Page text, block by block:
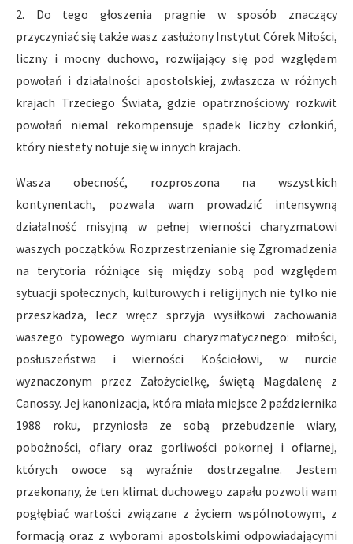
2. Do tego głoszenia pragnie w sposób znaczący
przyczyniać się także wasz zasłużony Instytut Córek Miłości,
liczny i mocny duchowo, rozwijający się pod względem
powołań i działalności apostolskiej, zwłaszcza w różnych
krajach Trzeciego Świata, gdzie opatrznościowy rozkwit
powołań niemal rekompensuje spadek liczby członkiń,
który niestety notuje się w innych krajach.
Wasza obecność, rozproszona na wszystkich
kontynentach, pozwala wam prowadzić intensywną
działalność misyjną w pełnej wierności charyzmatowi
waszych początków. Rozprzestrzenianie się Zgromadzenia
na terytoria różniące się między sobą pod względem
sytuacji społecznych, kulturowych i religijnych nie tylko nie
przeszkadza, lecz wręcz sprzyja wysiłkowi zachowania
waszego typowego wymiaru charyzmatycznego: miłości,
posłuszeństwa i wierności Kościołowi, w nurcie
wyznaczonym przez Założycielkę, świętą Magdalenę z
Canossy. Jej kanonizacja, która miała miejsce 2 października
1988 roku, przyniosła ze sobą przebudzenie wiary,
pobożności, ofiary oraz gorliwości pokornej i ofiarnej,
których owoce są wyraźnie dostrzegalne. Jestem
przekonany, że ten klimat duchowego zapału pozwoli wam
pogłębiać wartości związane z życiem wspólnotowym, z
formacją oraz z wyborami apostolskimi odpowiadającymi